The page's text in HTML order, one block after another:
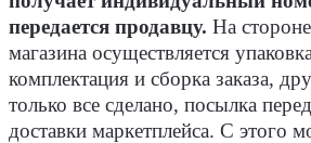
передается продавцу. На
магазина осуществляется
комплектация и сборка заказа,
только все сделано, посылка
доставки маркетплейса. С этого